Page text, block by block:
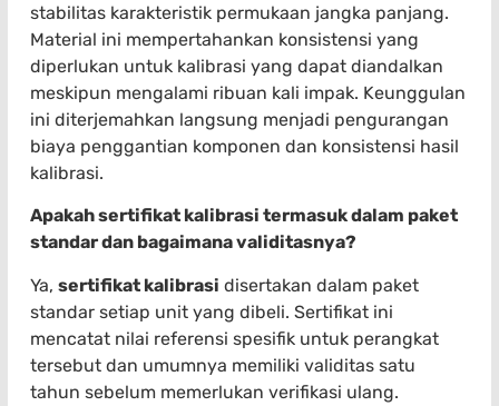
stabilitas karakteristik permukaan jangka panjang.
Material ini mempertahankan konsistensi yang
diperlukan untuk kalibrasi yang dapat diandalkan
meskipun mengalami ribuan kali impak. Keunggulan
ini diterjemahkan langsung menjadi pengurangan
biaya penggantian komponen dan konsistensi hasil
kalibrasi.
Apakah sertifikat kalibrasi termasuk dalam paket
standar dan bagaimana validitasnya?
Ya, sertifikat kalibrasi disertakan dalam paket
standar setiap unit yang dibeli. Sertifikat ini
mencatat nilai referensi spesifik untuk perangkat
tersebut dan umumnya memiliki validitas satu
tahun sebelum memerlukan verifikasi ulang.